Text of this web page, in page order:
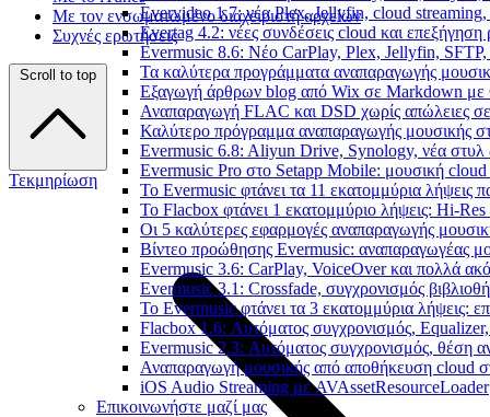
Evervideo 1.7: νέα Plex, Jellyfin, cloud streaming,
Evertag 4.2: νέες συνδέσεις cloud και
Evermusic 8.6: Νέο CarPlay, Plex, Jellyfin, SFTP,
Τα καλύτερα προγράμματα αναπαραγωγής
Εξαγωγή άρθρων blog από Wix σε Markdown
Αναπαραγωγή FLAC και DSD χωρίς απώλειες
Καλύτερο πρόγραμμα αναπαραγωγής μουσικής
Evermusic 6.8: Aliyun Drive, Synology, νέα στυλ
Evermusic Pro στο Setapp Mobile: μουσική cloud
Το Evermusic φτάνει τα 11 εκατομμύρια λήψεις
Το Flacbox φτάνει 1 εκατομμύριο λήψεις: Hi-Res
Οι 5 καλύτερες εφαρμογές αναπαραγωγής
Βίντεο προώθησης Evermusic: αναπαραγωγέας
Evermusic 3.6: CarPlay, VoiceOver και πολλά
Evermusic 3.1: Crossfade, συγχρονισμός
Το Evermusic φτάνει τα 3 εκατομμύρια λήψεις:
Flacbox 1.6: Αυτόματος συγχρονισμός,
Evermusic 2.3: Αυτόματος συγχρονισμός, θέση
Αναπαραγωγή μουσικής από αποθήκευση cloud
iOS Audio Streaming με AVAssetResourceLoader
Επικοινωνήστε μαζί μας
Με τον ενσωματωμένο διαχειριστή αρχείων
Συχνές ερωτήσεις
Scroll to top
Τεκμηρίωση